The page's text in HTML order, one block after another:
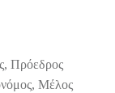
Πρόεδρος
Μέλος